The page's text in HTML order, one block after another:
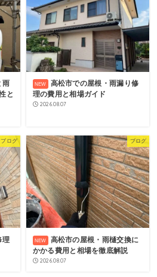
雨
と
高松市での屋根・雨漏り修
理の費用と相場ガイド
2026.08.07
ブログ
理
ブログ
高松市の屋根・雨樋交換に
かかる費用と相場を徹底解説
2026.08.07